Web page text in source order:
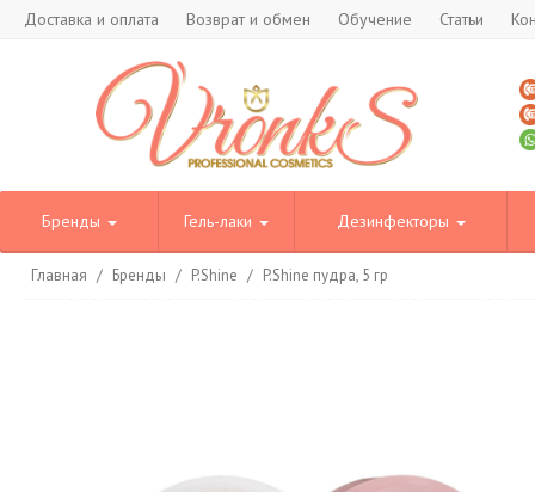
Доставка и оплата Возврат и обмен Обучение Статьи
Бренды Гель-лаки Дезинфекторы
Главная / Бренды / P.Shine / P.Shine пудра, 5 гр